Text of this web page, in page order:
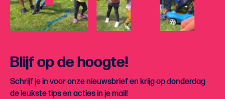
Blijf op de hoogte!
Schrijf je in voor onze nieuwsbrief en krijg op donderdag
de leukste tips en acties in je mail!